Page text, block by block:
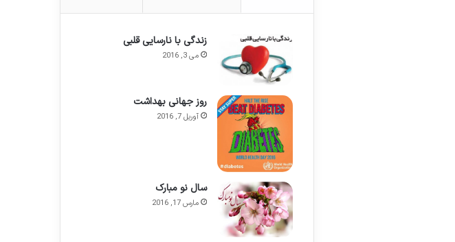
زندگی با نارسایی قلبی
می 3, 2016
روز جهانی بهداشت
آوریل 7, 2016
سال نو مبارک
مارس 17, 2016